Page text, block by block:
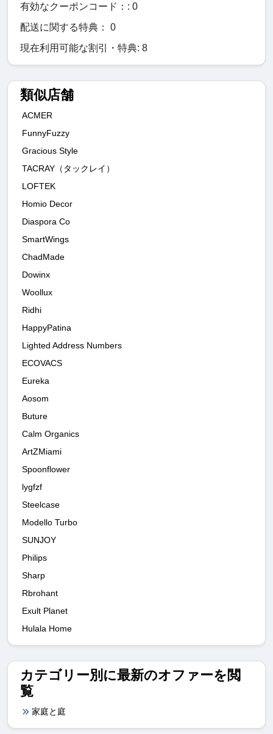
有効なクーポンコード：: 0
配送に関する特典： 0
現在利用可能な割引・特典: 8
類似店舗
ACMER
FunnyFuzzy
Gracious Style
TACRAY（タックレイ）
LOFTEK
Homio Decor
Diaspora Co
SmartWings
ChadMade
Dowinx
Woollux
Ridhi
HappyPatina
Lighted Address Numbers
ECOVACS
Eureka
Aosom
Buture
Calm Organics
ArtZMiami
Spoonflower
lygfzf
Steelcase
Modello Turbo
SUNJOY
Philips
Sharp
Rbrohant
Exult Planet
Hulala Home
カテゴリー別に最新のオファーを閲
覧
家庭と庭